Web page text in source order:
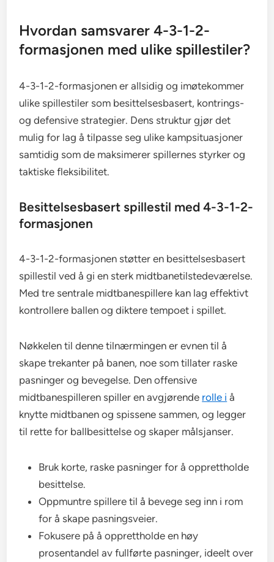
Hvordan samsvarer 4-3-1-2-
formasjonen med ulike spillestiler?
4-3-1-2-formasjonen er allsidig og imøtekommer
ulike spillestiler som besittelsesbasert, kontrings-
og defensive strategier. Dens struktur gjør det
mulig for lag å tilpasse seg ulike kampsituasjoner
samtidig som de maksimerer spillernes styrker og
taktiske fleksibilitet.
Besittelsesbasert spillestil med 4-3-1-2-
formasjonen
4-3-1-2-formasjonen støtter en besittelsesbasert
spillestil ved å gi en sterk midtbanetilstedeværelse.
Med tre sentrale midtbanespillere kan lag effektivt
kontrollere ballen og diktere tempoet i spillet.
Nøkkelen til denne tilnærmingen er evnen til å
skape trekanter på banen, noe som tillater raske
pasninger og bevegelse. Den offensive
midtbanespilleren spiller en avgjørende rolle i å
knytte midtbanen og spissene sammen, og legger
til rette for ballbesittelse og skaper målsjanser.
Bruk korte, raske pasninger for å opprettholde
besittelse.
Oppmuntre spillere til å bevege seg inn i rom
for å skape pasningsveier.
Fokusere på å opprettholde en høy
prosentandel av fullførte pasninger, ideelt over